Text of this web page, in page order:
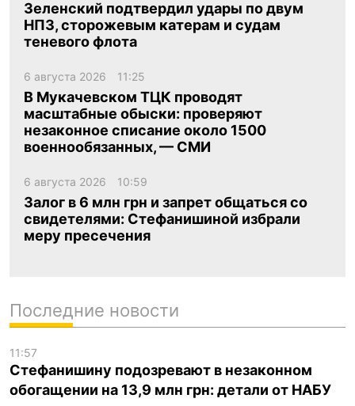
Зеленский подтвердил удары по двум
НПЗ, сторожевым катерам и судам
теневого флота
6 августа 2026 11:25
В Мукачевском ТЦК проводят
масштабные обыски: проверяют
незаконное списание около 1500
военнообязанных, — СМИ
6 августа 2026 10:59
Залог в 6 млн грн и запрет общаться со
свидетелями: Стефанишиной избрали
меру пресечения
Последние новости
11:57
Стефанишину подозревают в незаконном
обогащении на 13,9 млн грн: детали от НАБУ